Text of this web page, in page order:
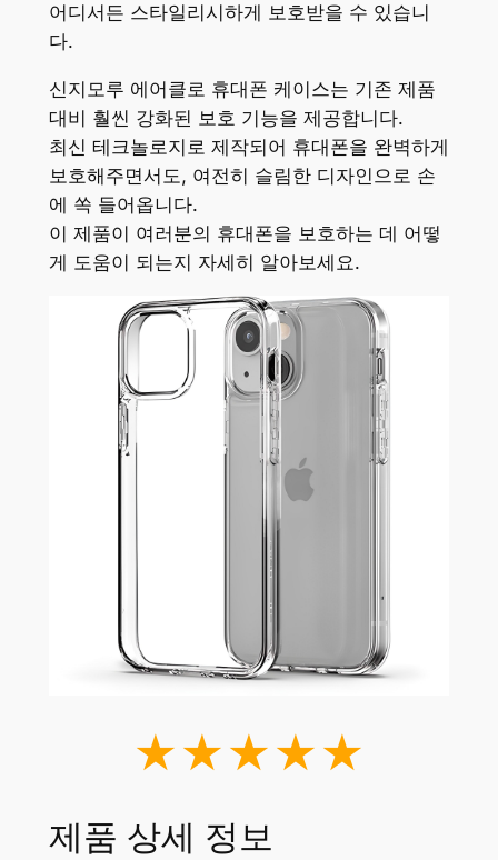
어디서든 스타일리시하게 보호받을 수 있습니
다.
신지모루 에어클로 휴대폰 케이스는 기존 제품
대비 훨씬 강화된 보호 기능을 제공합니다.
최신 테크놀로지로 제작되어 휴대폰을 완벽하게
보호해주면서도, 여전히 슬림한 디자인으로 손
에 쏙 들어옵니다.
이 제품이 여러분의 휴대폰을 보호하는 데 어떻
게 도움이 되는지 자세히 알아보세요.
★★★★★
제품 상세 정보